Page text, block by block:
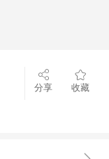
分享 收藏